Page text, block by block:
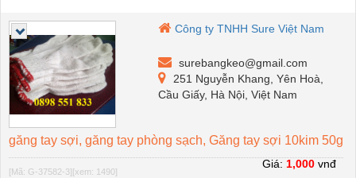
Công ty TNHH Sure Việt Nam
surebangkeo@gmail.com
251 Nguyễn Khang, Yên Hoà,
Cầu Giấy, Hà Nội, Việt Nam
găng tay sợi, găng tay phòng sạch, Găng tay sợi 10kim 50g
[Mã: G-37582-3] [xem: 1490]
Giá: 1,000 vnđ